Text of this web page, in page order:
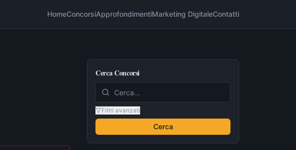
HomeConcorsiApprofondimentiMarketing DigitaleContatti
Cerca Concorsi
Filtri avanzati
Cerca